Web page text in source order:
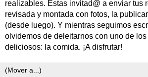
realizables. Estas invitad@ a enviar tus
revisada y montada con fotos, la
(desde luego). Y mientras seguimos
olvidemos de deleitarnos con uno de
deliciosos: la comida. ¡A disfrutar!